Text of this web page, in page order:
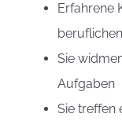
Erfahrene
Sie
Aufgaben
Sie treffen